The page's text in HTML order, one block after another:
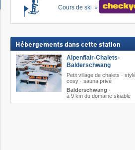
Cours de ski
Hébergements dans cette station
Alpenflair-Chalets-
Balderschwang
Petit village de chalets ·
cosy · sauna privé
Balderschwang ·
à 9 km du domaine skiable